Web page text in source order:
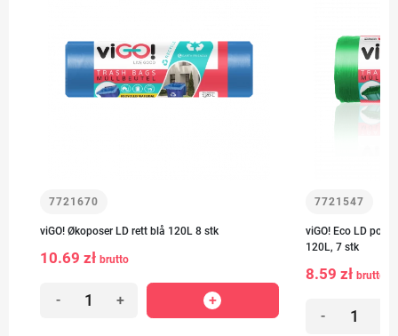
7721670
viGO! Økoposer LD rett blå 120L 8 stk
10.69 zł brutto
- +
7721547
viGO! Eco LD
120L, 7 stk
8.59 zł brutto
-